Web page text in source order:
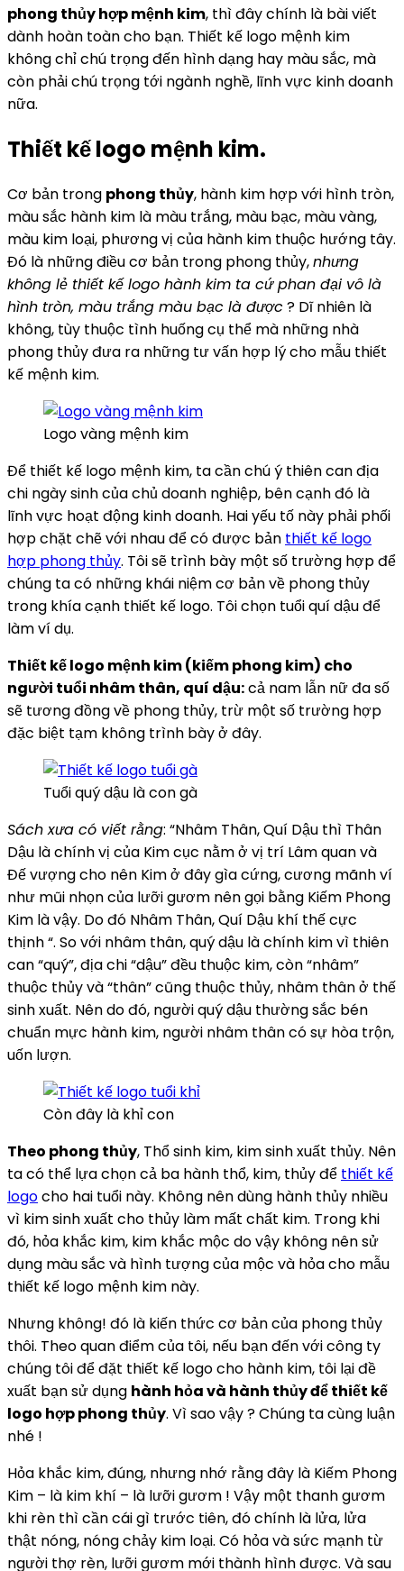
phong thủy hợp mệnh kim, thì đây chính là bài viết
dành hoàn toàn cho bạn. Thiết kế logo mệnh kim
không chỉ chú trọng đến hình dạng hay màu sắc, mà
còn phải chú trọng tới ngành nghề, lĩnh vực kinh doanh
nữa.
Thiết kế logo mệnh kim.
Cơ bản trong phong thủy, hành kim hợp với hình tròn,
màu sắc hành kim là màu trắng, màu bạc, màu vàng,
màu kim loại, phương vị của hành kim thuộc hướng tây.
Đó là những điều cơ bản trong phong thủy,nhưng
không lẻ thiết kế logo hành kim ta cứ phan đại vô là
hình tròn, màu trắng màu bạc là được? Dĩ nhiên là
không, tùy thuộc tình huống cụ thể mà những nhà
phong thủy đưa ra những tư vấn hợp lý cho mẫu thiết
kế mệnh kim.
Logo vàng mệnh kim
Để thiết kế logo mệnh kim, ta cần chú ý thiên can địa
chi ngày sinh của chủ doanh nghiệp, bên cạnh đó là
lĩnh vực hoạt động kinh doanh. Hai yếu tố này phải phối
hợp chặt chẽ với nhau để có được bản thiết kế logo
hợp phong thủy. Tôi sẽ trình bày một số trường hợp để
chúng ta có những khái niệm cơ bản về phong thủy
trong khía cạnh thiết kế logo. Tôi chọn tuổi quí dậu để
làm ví dụ.
Thiết kế logo mệnh kim (kiếm phong kim) cho
người tuổi nhâm thân, quí dậu:cả nam lẫn nữ đa số
sẽ tương đồng về phong thủy, trừ một số trường hợp
đặc biệt tạm không trình bày ở đây.
Tuổi quý dậu là con gà
Sách xưa có viết rằng: “Nhâm Thân, Quí Dậu thì Thân
Dậu là chính vị của Kim cục nằm ở vị trí Lâm quan và
Đế vượng cho nên Kim ở đây gìa cứng, cương mãnh ví
như mũi nhọn của lưỡi gươm nên gọi bằng Kiếm Phong
Kim là vậy. Do đó Nhâm Thân, Quí Dậu khí thế cực
thịnh “. So với nhâm thân, quý dậu là chính kim vì thiên
can “quý”, địa chi “dậu” đều thuộc kim, còn “nhâm”
thuộc thủy và “thân” cũng thuộc thủy, nhâm thân ở thế
sinh xuất. Nên do đó, người quý dậu thường sắc bén
chuẩn mực hành kim, người nhâm thân có sự hòa trộn,
uốn lượn.
Còn đây là khỉ con
Theo phong thủy, Thổ sinh kim, kim sinh xuất thủy. Nên
ta có thể lựa chọn cả ba hành thổ, kim, thủy để thiết kế
logocho hai tuổi này. Không nên dùng hành thủy nhiều
vì kim sinh xuất cho thủy làm mất chất kim. Trong khi
đó, hỏa khắc kim, kim khắc mộc do vậy không nên sử
dụng màu sắc và hình tượng của mộc và hỏa cho mẫu
thiết kế logo mệnh kim này.
Nhưng không! đó là kiến thức cơ bản của phong thủy
thôi. Theo quan điểm của tôi, nếu bạn đến với công ty
chúng tôi để đặt thiết kế logo cho hành kim, tôi lại đề
xuất bạn sử dụng hành hỏa và hành thủy để thiết kế
logo hợp phong thủy. Vì sao vậy ? Chúng ta cùng luận
nhé !
Hỏa khắc kim, đúng, nhưng nhớ rằng đây là Kiếm Phong
Kim – là kim khí – là lưỡi gươm ! Vậy một thanh gươm
khi rèn thì cần cái gì trước tiên, đó chính là lửa, lửa
thật nóng, nóng chảy kim loại. Có hỏa và sức mạnh từ
người thợ rèn, lưỡi gươm mới thành hình được. Và sau